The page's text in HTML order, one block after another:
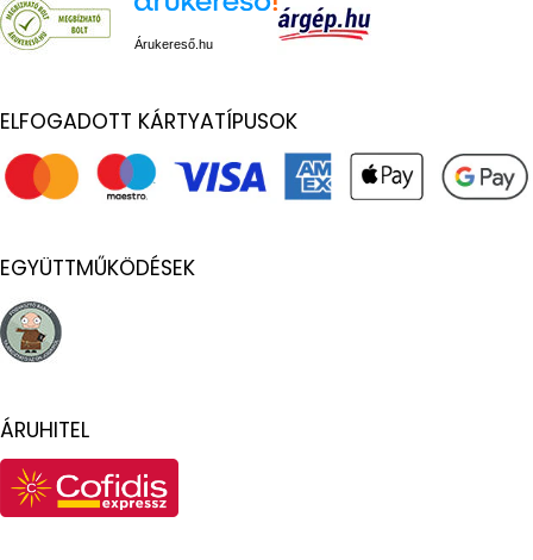
Árukereső.hu
ELFOGADOTT KÁRTYATÍPUSOK
EGYÜTTMŰKÖDÉSEK
ÁRUHITEL